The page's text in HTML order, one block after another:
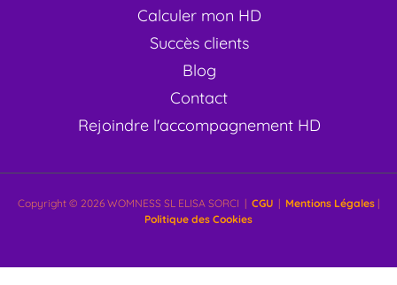
Calculer mon HD
Succès clients
Blog
Contact
Rejoindre l'accompagnement HD
Copyright © 2026 WOMNESS SL ELISA SORCI | CGU | Mentions Légales |
Politique des Cookies